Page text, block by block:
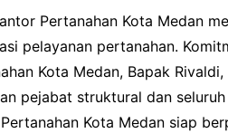
Pertanahan Kota Medan
pelayanan pertanahan.
Kota Medan, Bapak Rivaldi,
pejabat struktural dan
Kota Medan siap